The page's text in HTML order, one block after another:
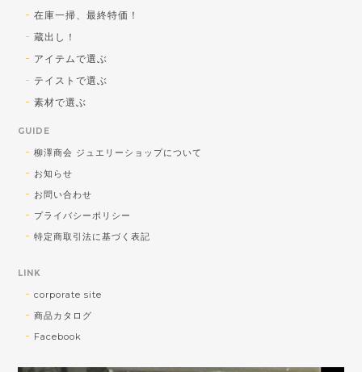
在庫一掃、最終特価！
蔵出し！
アイテムで選ぶ
テイストで選ぶ
素材で選ぶ
GUIDE
柳澤商会 ジュエリーショップについて
お知らせ
お問い合わせ
プライバシーポリシー
特定商取引法に基づく表記
LINK
corporate site
商品カタログ
Facebook